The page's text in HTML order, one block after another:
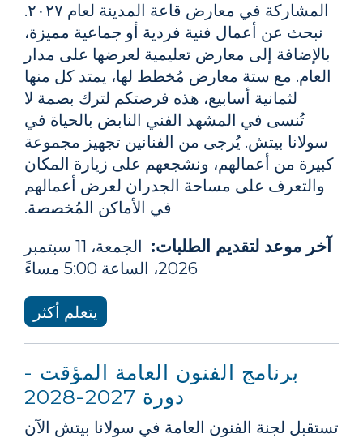
المشاركة في معارض قاعة المدينة لعام ٢٠٢٧.
نبحث عن أعمال فنية فردية أو جماعية مميزة،
بالإضافة إلى معارض تعليمية لعرضها على مدار
العام. مع ستة معارض مُخطط لها، يمتد كل منها
لثمانية أسابيع، هذه فرصتكم لترك بصمة لا
تُنسى في المشهد الفني النابض بالحياة في
سولانا بيتش. يُرجى من الفنانين تجهيز مجموعة
كبيرة من أعمالهم، ونشجعهم على زيارة المكان
والتعرف على مساحة الجدران لعرض أعمالهم
في الأماكن المُخصصة.
آخر موعد لتقديم الطلبات:
الجمعة، 11 سبتمبر
2026، الساعة 5:00 مساءً
يتعلم أكثر
برنامج الفنون العامة المؤقت -
دورة 2027-2028
تستقبل لجنة الفنون العامة في سولانا بيتش الآن